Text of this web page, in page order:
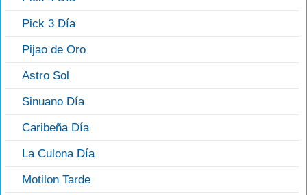
Pick 3 Día
Pijao de Oro
Astro Sol
Sinuano Día
Caribeña Día
La Culona Día
Motilon Tarde